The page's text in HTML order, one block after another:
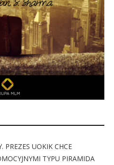
PREZES UOKIK CHCE
TYPU PIRAMIDA